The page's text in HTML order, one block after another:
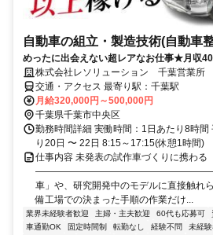
自動車の組立・製造技術(自動車
めったに出会えない超レアなお仕事★月収
株式会社レソリューション 千葉営業所
交通・アクセス 最寄り駅：千葉駅
月給320,000円～500,000円
千葉県千葉市中央区
勤務時間詳細 実働時間：1日あたり8時間
り20日 〜 22日 8:15～17:15(休憩1時間)
仕事内容 未発表の試作車づくりに携わる
―――――――――――――――――――― 世
車」や、研究開発中のモデルに直接触れ
備工場での決まった手順の作業だけ...
業界未経験者歓迎 主婦・主夫歓迎 60代も応募可
車通勤OK
固定時間制 転勤なし 経験不問 未経